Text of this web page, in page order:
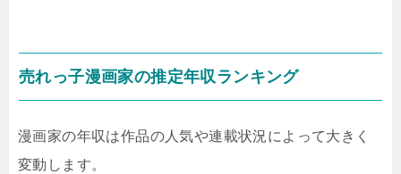
売れっ子漫画家の推定年収ランキング
漫画家の年収は作品の人気や連載状況によって大きく
変動します。